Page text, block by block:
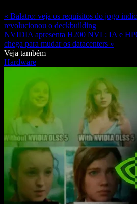
« Balatro: veja os requisitos do jogo
revolucionou o deckbuilding
NVIDIA apresenta H200 NVL: IA e
chega para mudar os datacenters »
Veja também
Hardware